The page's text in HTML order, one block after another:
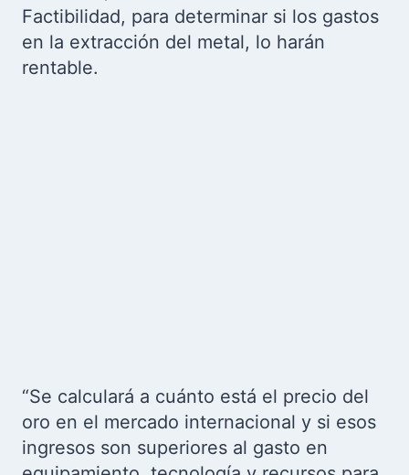
Factibilidad, para determinar si los gastos
en la extracción del metal, lo harán
rentable.
“Se calculará a cuánto está el precio del
oro en el mercado internacional y si esos
ingresos son superiores al gasto en